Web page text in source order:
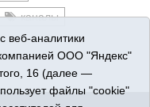
каналы
веб-аналитики
ООО "Яндекс"
16 (далее —
файлы "cookie"